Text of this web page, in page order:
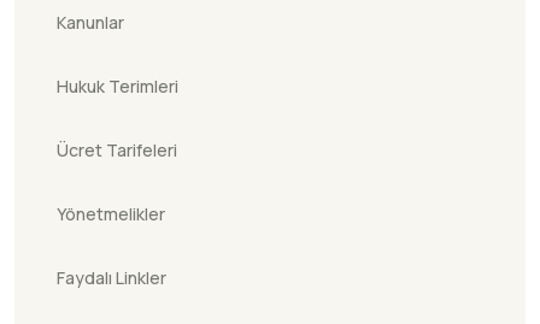
Kanunlar
Hukuk Terimleri
Ücret Tarifeleri
Yönetmelikler
Faydalı Linkler